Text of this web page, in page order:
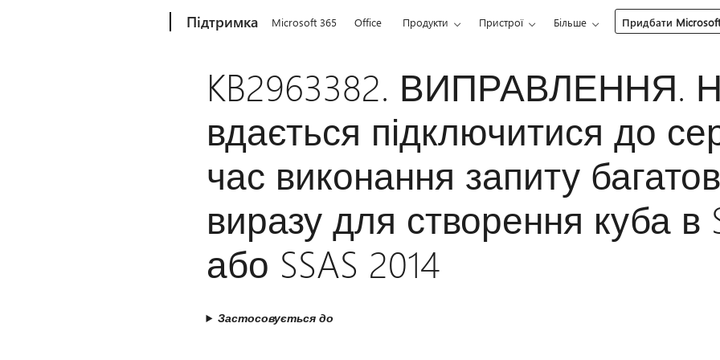
Підтримка Microsoft 365 Office Продукти Пристрої Більше Придбати
KB2963382. ВИПРАВЛЕННЯ.
вдається підключитися до
час виконання запиту
виразу для створення куба в
або SSAS 2014
Застосовується до